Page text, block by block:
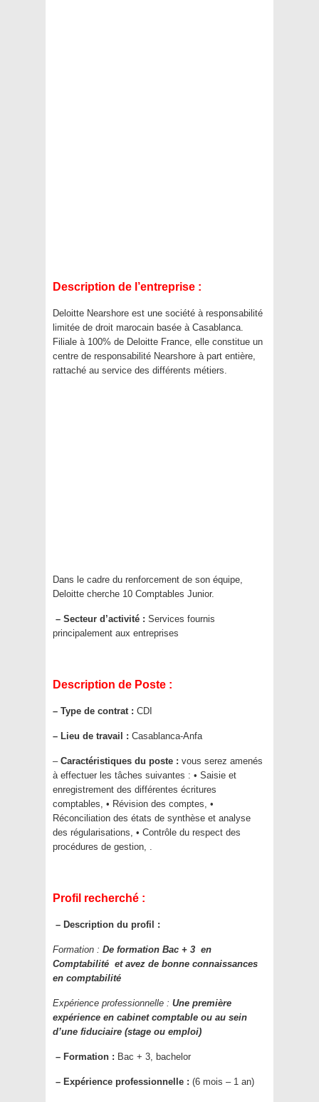
Description de l’entreprise :
Deloitte Nearshore est une société à responsabilité
limitée de droit marocain basée à Casablanca.
Filiale à 100% de Deloitte France, elle constitue un
centre de responsabilité Nearshore à part entière,
rattaché au service des différents métiers.
Dans le cadre du renforcement de son équipe,
Deloitte cherche 10 Comptables Junior.
– Secteur d’activité : Services fournis
principalement aux entreprises
Description de Poste :
– Type de contrat : CDI
– Lieu de travail : Casablanca-Anfa
– Caractéristiques du poste : vous serez amenés
à effectuer les tâches suivantes : • Saisie et
enregistrement des différentes écritures
comptables, • Révision des comptes, •
Réconciliation des états de synthèse et analyse
des régularisations, • Contrôle du respect des
procédures de gestion, .
Profil recherché :
– Description du profil :
Formation : De formation Bac + 3 en
Comptabilité et avez de bonne connaissances
en comptabilité
Expérience professionnelle : Une première
expérience en cabinet comptable ou au sein
d’une fiduciaire (stage ou emploi)
– Formation : Bac + 3, bachelor
– Expérience professionnelle : (6 mois – 1 an)